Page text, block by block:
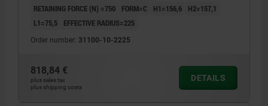
RETAINING FORCE (N) =750
FORM=C H1=156,6
H2=157,1
L1=75,5
EFFECTIVE RADIUS=225
Order number: 31100-10-2225
818,84 €
plus sales tax
plus shipping costs
DETAILS